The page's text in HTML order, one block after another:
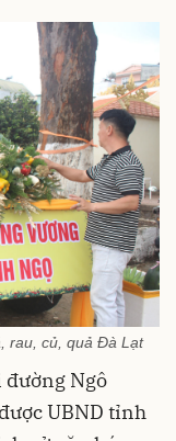
rau, củ, quả Đà Lạt
đường Ngô
UBND tỉnh